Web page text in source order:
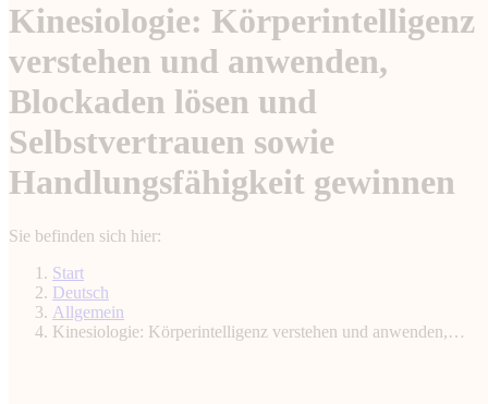
Kinesiologie: Körperintelligenz
verstehen und anwenden,
Blockaden lösen und
Selbstvertrauen sowie
Handlungsfähigkeit gewinnen
Sie befinden sich hier:
Start
Deutsch
Allgemein
Kinesiologie: Körperintelligenz verstehen und anwenden,…